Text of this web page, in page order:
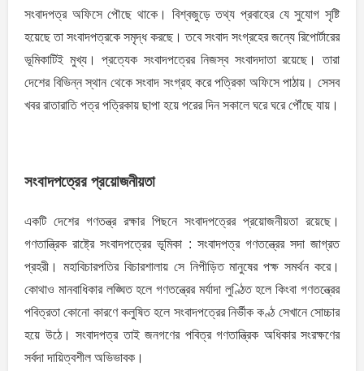
সংবাদপত্র অফিসে পৌছে থাকে। বিশ্বজুড়ে তথ্য প্রবাহের যে সুযােগ সৃষ্টি
হয়েছে তা সংবাদপত্রকে সমৃদ্ধ করছে। তবে সংবাদ সংগ্রহের জন্যে রিপাের্টারের
ভূমিকাটিই মুখ্য। প্রত্যেক সংবাদপত্রের নিজস্ব সংবাদদাতা রয়েছে। তারা
দেশের বিভিন্ন স্থান থেকে সংবাদ সংগ্রহ করে পত্রিকা অফিসে পাঠায়। সেসব
খবর রাতারাতি পত্র পত্রিকায় ছাপা হয়ে পরের দিন সকালে ঘরে ঘরে পৌঁছে যায়।
সংবাদপত্রের প্রয়ােজনীয়তা
একটি দেশের গণতন্ত্র রক্ষার পিছনে সংবাদপত্রের প্রয়োজনীয়তা রয়েছে।
গণতান্ত্রিক রাষ্ট্রে সংবাদপত্রের ভূমিকা : সংবাদপত্র গণতন্ত্রের সদা জাগ্রত
প্রহরী। মহাবিচারপতির বিচারশালায় সে নিপীড়িত মানুষের পক্ষ সমর্থন করে।
কোথাও মানবাধিকার লঙ্ঘিত হলে গণতন্ত্রের মর্যাদা লুণ্ঠিত হলে কিংবা গণতন্ত্রের
পবিত্রতা কোনাে কারণে কলুষিত হলে সংবাদপত্রের নির্ভীক কণ্ঠ সেখানে সোচ্চার
হয়ে উঠে। সংবাদপত্র তাই জনগণের পবিত্র গণতান্ত্রিক অধিকার সংরক্ষণের
সর্বদা দায়িত্বশীল অভিভাবক।